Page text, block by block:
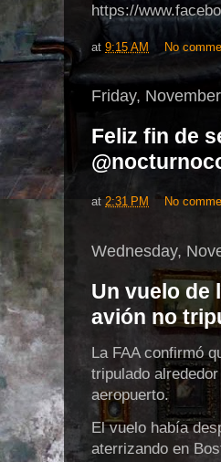
https://
at 9:15 AM No
Friday,
Feliz fin de
at 2:31 PM No
Wednesday,
Un vuelo de
avión no
La FAA confirmó
tripulado
aeropuerto.
El vuelo había
aterrizando en